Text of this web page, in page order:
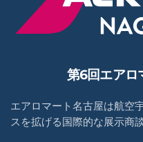
第6回エアロ
エアロマート名古屋は航空
スを拡げる国際的な展示商